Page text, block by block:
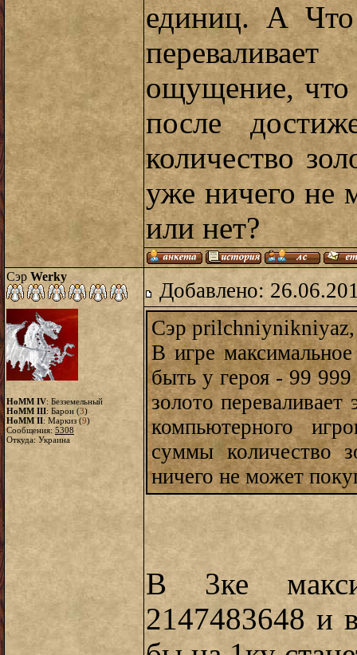
единиц. А Что
ощущение, что
после
количество
уже ничего не
или нет?
Сэр Werky
HoMM IV: Безземельный
HoMM III: Барон (3)
HoMM II: Маркиз (9)
Сообщения: 5308
Откуда: Украина
Добавлено:
Сэр
В игре
быть у героя - 99
золото
компьютерного
суммы количество
ничего не может
В 3ке
2147483648 и